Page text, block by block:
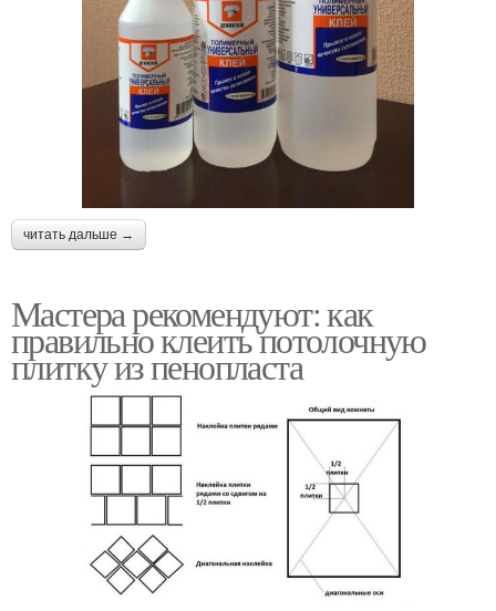
читать дальше →
Мастера рекомендуют: как
правильно клеить потолочную
плитку из пенопласта